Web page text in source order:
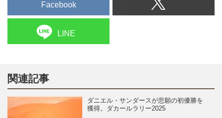
Facebook
LINE
関連記事
ダニエル・サンダースが悲願の初優勝を
獲得。ダカールラリー2025